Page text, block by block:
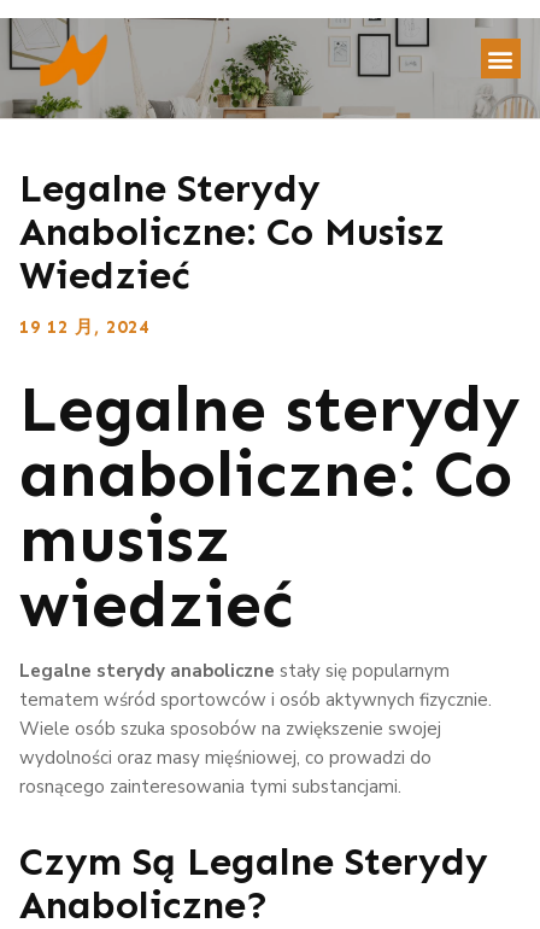
Legalne Sterydy
Anaboliczne: Co Musisz
Wiedzieć
19 12 月, 2024
Legalne sterydy
anaboliczne: Co
musisz
wiedzieć
Legalne sterydy anaboliczne stały się popularnym
tematem wśród sportowców i osób aktywnych fizycznie.
Wiele osób szuka sposobów na zwiększenie swojej
wydolności oraz masy mięśniowej, co prowadzi do
rosnącego zainteresowania tymi substancjami.
Czym Są Legalne Sterydy
Anaboliczne?